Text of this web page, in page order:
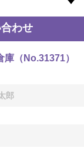
わせ
（No.31371）